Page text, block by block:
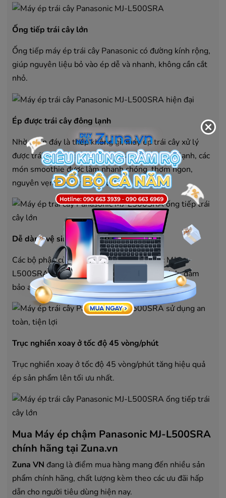
Ống tiếp trái cây lớn
Ống tiếp máy ép trái cây Panasonic có đường kính rộng,
giúp nguyên liệu bỏ vào ép dễ và nhanh, không cần cắt
nhỏ.
Ép được trái cây đông lạnh
Nhờ phần đáy là thép không gỉ, máy ép trái cây xử lý
được trái cây cứng, mềm, hay thậm chí là đông lạnh, các
món smoothie được làm nhanh chóng, thơm ngon,
nguyên vẹn vitamin và bổ dưỡng.
Dễ dàng vệ sinh
Các bộ phận của máy ép trái cây Panasonic MJ-
L500SRA dễ dàng tháo ráp, thuận tiện vệ sinh, đảm
bảo an toàn sức khỏe.
Trục nghiền xoay ở tốc độ 45 vòng/phút
Trục nghiền xoay ở tốc độ 45 vòng/phút tăng hiệu quả
ép sản phẩm lên tối ưu nhất.
Mua Máy ép chậm Panasonic MJ-L500SRA
chính hãng tại Zuna.vn
Zuna VN đang là điểm mua hàng mang đến nhiều sản
phẩm chính hãng, chất lượng kèm theo các ưu đãi hấp
dẫn cho người tiêu dùng hiện nay.